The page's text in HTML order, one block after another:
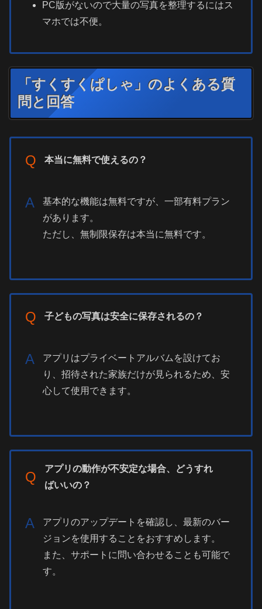
PC版がないので大量の写真を整理するにはス
マホでは不便。
「すくすくぱしゃ」のよくある質
問と回答
Q 本当に無料で使えるの？
A
基本的な機能は無料ですが、一部有料プラン
があります。
ただし、無制限保存は本当に無料です。
Q 子どもの写真は安全に保存されるの？
A
アプリはプライベートアルバムを設けてお
り、招待された家族だけが見られるため、安
心して使用できます。
Q
アプリの動作が不安定な場合、どうすれ
ばいいの？
A
アプリのアップデートを確認し、最新のバー
ジョンを使用することをおすすめします。
また、サポートに問い合わせることも可能で
す。